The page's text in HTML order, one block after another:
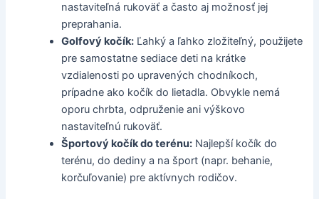
nastaviteľná rukoväť a často aj možnosť jej
preprahania.
Golfový kočík: Ľahký a ľahko zložiteľný, použijete
pre samostatne sediace deti na krátke
vzdialenosti po upravených chodníkoch,
prípadne ako kočík do lietadla. Obvykle nemá
oporu chrbta, odpruženie ani výškovo
nastaviteľnú rukoväť.
Športový kočík do terénu: Najlepší kočík do
terénu, do dediny a na šport (napr. behanie,
korčuľovanie) pre aktívnych rodičov.